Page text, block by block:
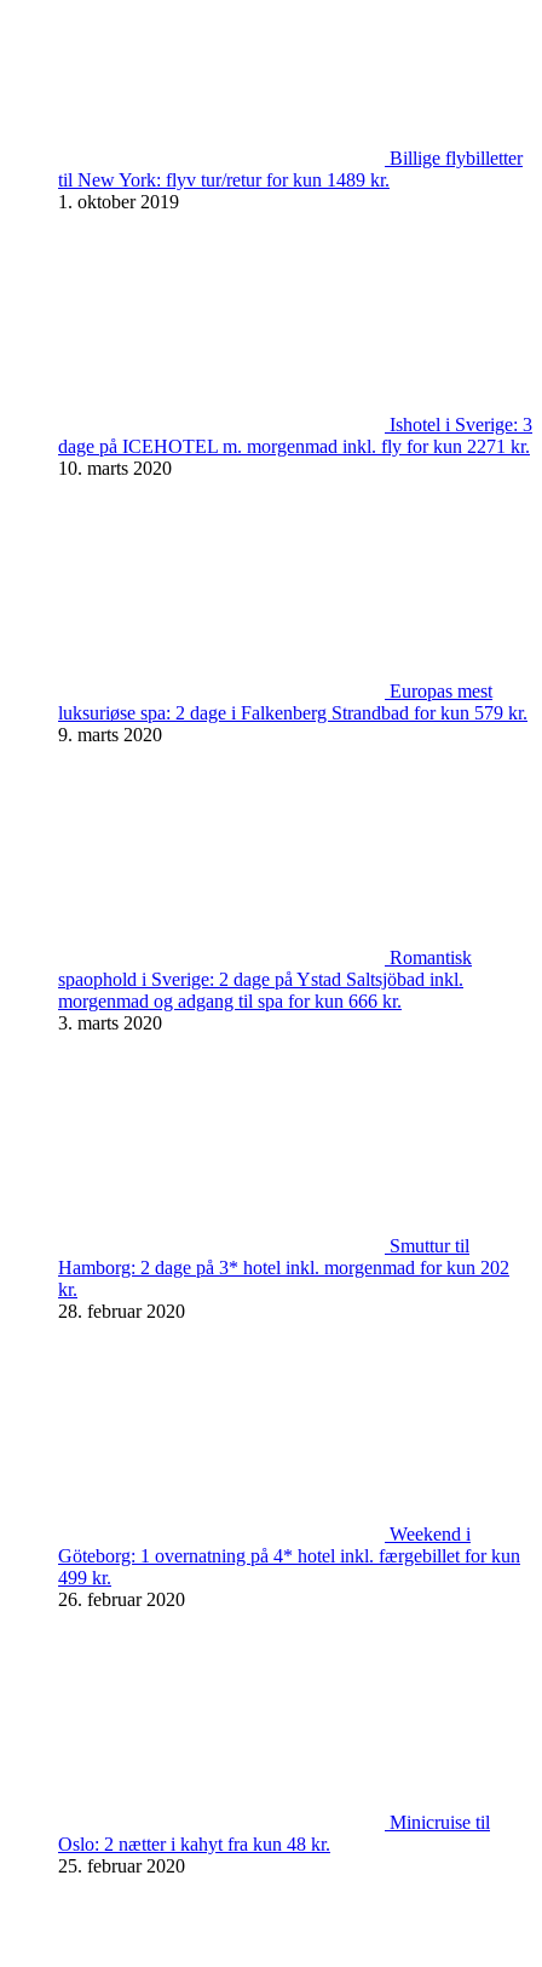
Billige flybilletter
til New York: flyv tur/retur for kun 1489 kr.
1. oktober 2019
Ishotel i Sverige: 3
dage på ICEHOTEL m. morgenmad inkl. fly for kun 2271 kr.
10. marts 2020
Europas mest
luksuriøse spa: 2 dage i Falkenberg Strandbad for kun 579 kr.
9. marts 2020
Romantisk
spaophold i Sverige: 2 dage på Ystad Saltsjöbad inkl.
morgenmad og adgang til spa for kun 666 kr.
3. marts 2020
Smuttur til
Hamborg: 2 dage på 3* hotel inkl. morgenmad for kun 202
kr.
28. februar 2020
Weekend i
Göteborg: 1 overnatning på 4* hotel inkl. færgebillet for kun
499 kr.
26. februar 2020
Minicruise til
Oslo: 2 nætter i kahyt fra kun 48 kr.
25. februar 2020